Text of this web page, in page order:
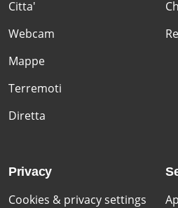
Citta'
Webcam
Mappe
Terremoti
Diretta
Privacy
Cookies & privacy settings